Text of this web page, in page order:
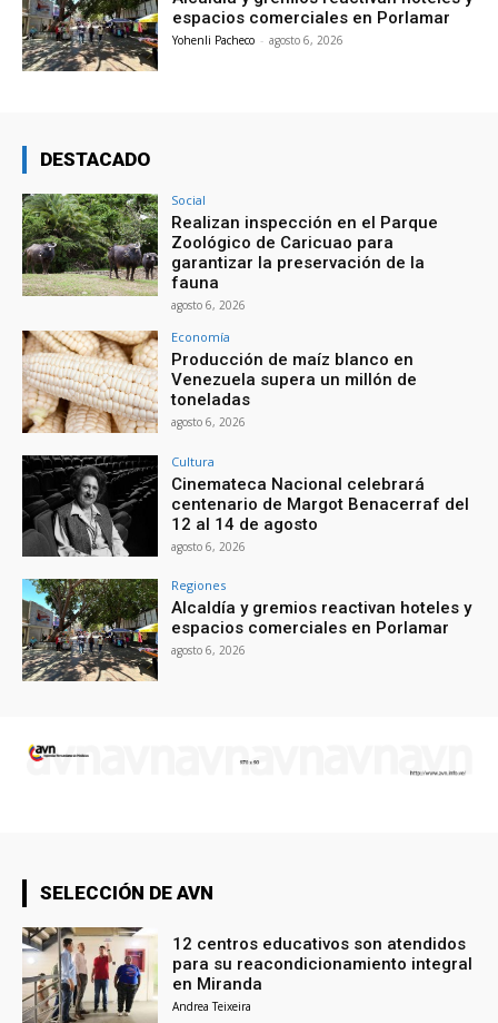
espacios comerciales en Porlamar
Yohenli Pacheco - agosto 6, 2026
DESTACADO
Social
Realizan inspección en el Parque
Zoológico de Caricuao para
garantizar la preservación de la
fauna
agosto 6, 2026
Economía
Producción de maíz blanco en
Venezuela supera un millón de
toneladas
agosto 6, 2026
Cultura
Cinemateca Nacional celebrará
centenario de Margot Benacerraf del
12 al 14 de agosto
agosto 6, 2026
Regiones
Alcaldía y gremios reactivan hoteles y
espacios comerciales en Porlamar
agosto 6, 2026
SELECCIÓN DE AVN
12 centros educativos son atendidos
para su reacondicionamiento integral
en Miranda
Andrea Teixeira